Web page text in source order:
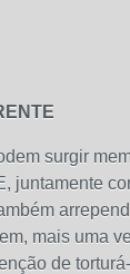
surgir
juntamente
mais uma
de